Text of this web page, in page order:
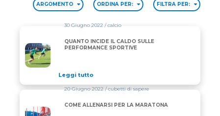
ARGOMENTO ORDINA PER: FILTRA PER:
QUANTO INCIDE IL CALDO SULLE PERFORMANCE
30 Giugno 2022/ calcio
QUANTO INCIDE IL CALDO SULLE
PERFORMANCE SPORTIVE
Leggi tutto
COME ALLENARSI PER LA MARATONA
20 Giugno 2022/ cubetti di sapere
COME ALLENARSI PER LA MARATONA